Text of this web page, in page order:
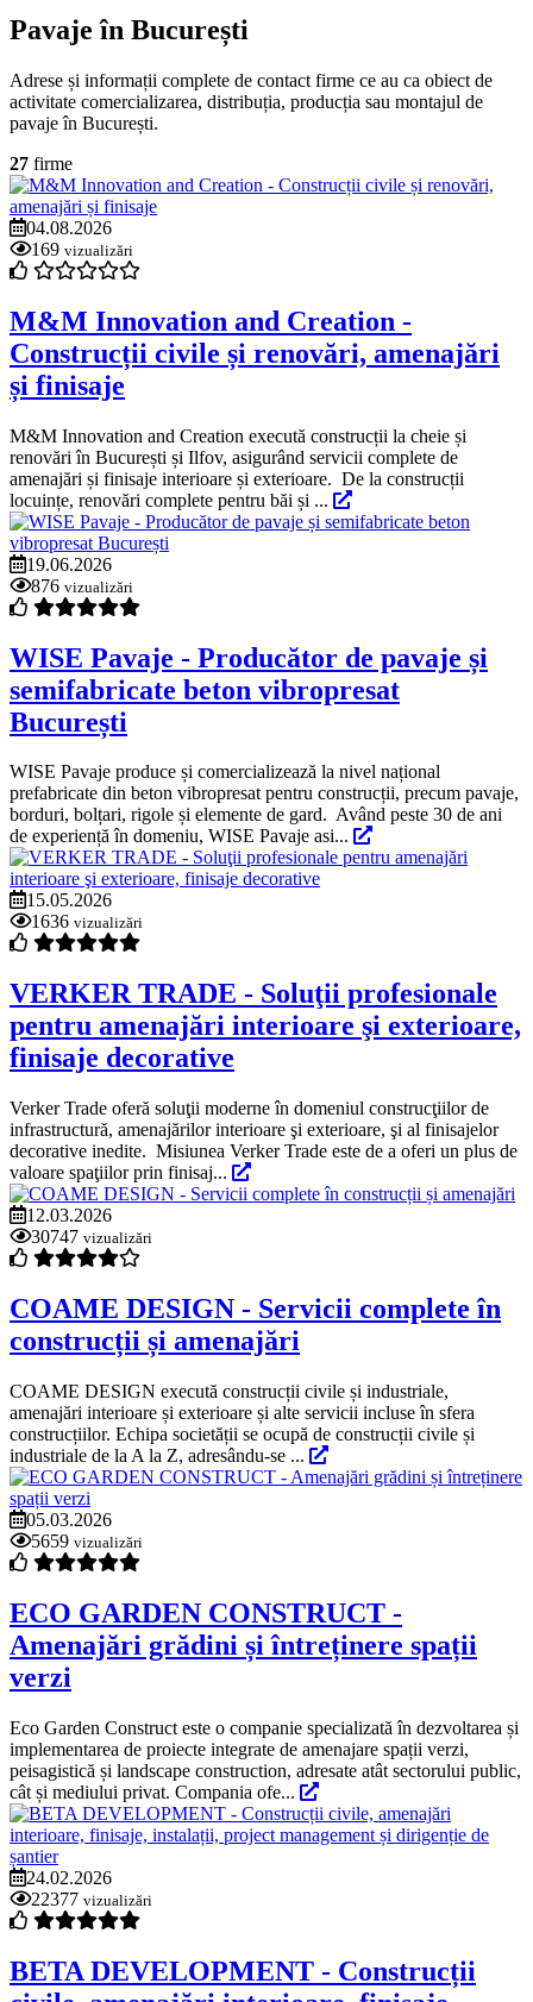
Pavaje în București
Adrese și informații complete de contact firme ce au ca obiect de
activitate comercializarea, distribuția, producția sau montajul de
pavaje în București.
27 firme
04.08.2026
169 vizualizări
M&M Innovation and Creation -
Construcții civile și renovări, amenajări
și finisaje
M&M Innovation and Creation execută construcții la cheie și
renovări în București și Ilfov, asigurând servicii complete de
amenajări și finisaje interioare și exterioare. De la construcții
locuințe, renovări complete pentru băi și ...
19.06.2026
876 vizualizări
WISE Pavaje - Producător de pavaje și
semifabricate beton vibropresat
București
WISE Pavaje produce și comercializează la nivel național
prefabricate din beton vibropresat pentru construcții, precum pavaje,
borduri, bolțari, rigole și elemente de gard. Având peste 30 de ani
de experiență în domeniu, WISE Pavaje asi...
15.05.2026
1636 vizualizări
VERKER TRADE - Soluţii profesionale
pentru amenajări interioare şi exterioare,
finisaje decorative
Verker Trade oferă soluţii moderne în domeniul construcţiilor de
infrastructură, amenajărilor interioare şi exterioare, şi al finisajelor
decorative inedite. Misiunea Verker Trade este de a oferi un plus de
valoare spaţiilor prin finisaj...
12.03.2026
30747 vizualizări
COAME DESIGN - Servicii complete în
construcții și amenajări
COAME DESIGN execută construcții civile și industriale,
amenajări interioare și exterioare și alte servicii incluse în sfera
construcțiilor. Echipa societății se ocupă de construcții civile și
industriale de la A la Z, adresându-se ...
05.03.2026
5659 vizualizări
ECO GARDEN CONSTRUCT -
Amenajări grădini și întreținere spații
verzi
Eco Garden Construct este o companie specializată în dezvoltarea și
implementarea de proiecte integrate de amenajare spații verzi,
peisagistică și landscape construction, adresate atât sectorului public,
cât și mediului privat. Compania ofe...
24.02.2026
22377 vizualizări
BETA DEVELOPMENT - Construcții